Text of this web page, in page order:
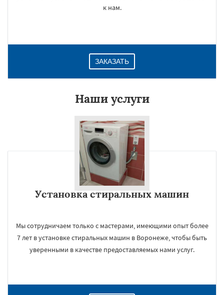
к нам.
ЗАКАЗАТЬ
Наши услуги
Установка стиральных машин
Мы сотрудничаем только с мастерами, имеющими опыт более
7 лет в установке стиральных машин в Воронеже, чтобы быть
уверенными в качестве предоставляемых нами услуг.
Даю согласие на обработку персональных данных